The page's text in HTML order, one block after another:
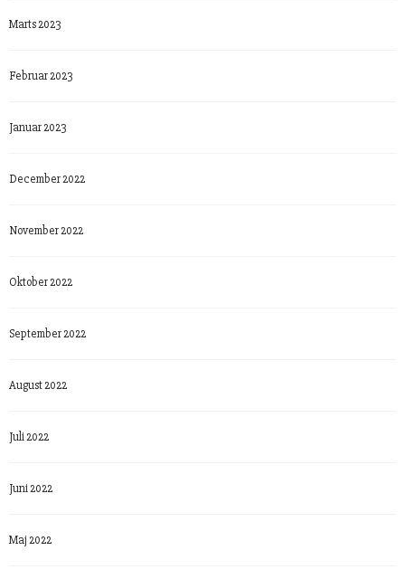
Marts 2023
Februar 2023
Januar 2023
December 2022
November 2022
Oktober 2022
September 2022
August 2022
Juli 2022
Juni 2022
Maj 2022